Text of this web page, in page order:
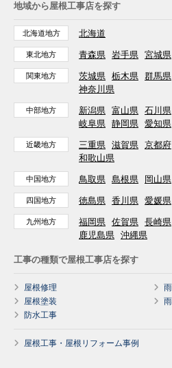
地域から屋根工事店を探す
北海道地方 北海道
東北地方 青森県 岩手県 宮城県
関東地方 茨城県 栃木県 群馬県
神奈川県
中部地方 新潟県 富山県 石川県
岐阜県 静岡県 愛知県
近畿地方 三重県 滋賀県 京都府
和歌山県
中国地方 鳥取県 島根県 岡山県
四国地方 徳島県 香川県 愛媛県
九州地方 福岡県 佐賀県 長崎県
鹿児島県 沖縄県
工事の種類で屋根工事店を探す
屋根修理
屋根塗装
防水工事
屋根工事・屋根リフォーム事例